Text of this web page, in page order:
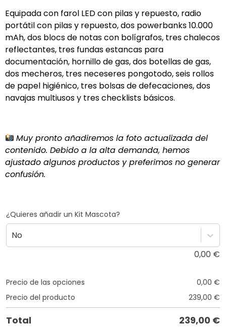
Equipada con farol LED con pilas y repuesto, radio
portátil con pilas y repuesto, dos powerbanks 10.000
mAh, dos blocs de notas con bolígrafos, tres chalecos
reflectantes, tres fundas estancas para
documentación, hornillo de gas, dos botellas de gas,
dos mecheros, tres neceseres pongotodo, seis rollos
de papel higiénico, tres bolsas de defecaciones, dos
navajas multiusos y tres checklists básicos.
Muy pronto añadiremos la foto actualizada del
contenido. Debido a la alta demanda, hemos
ajustado algunos productos y preferimos no generar
confusión.
¿Quieres añadir un Kit Mascota?
No
0,00 €
Precio de las opciones 0,00 €
Precio del producto
239,00 €
Total 239,00 €